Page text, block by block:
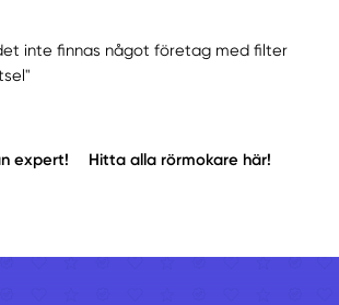
inte finnas något företag med filter
expert! Hitta alla rörmokare här!